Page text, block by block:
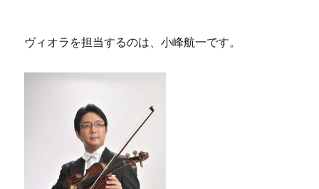
ヴィオラを担当するのは、小峰航一です。